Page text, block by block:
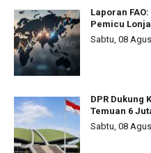
Laporan
Pemicu
Sabtu, 08
DPR Dukung
Temuan 6
Sabtu, 08